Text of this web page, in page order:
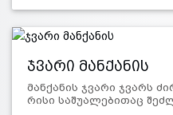
ჯვარი მანქანის
მანქანის ჯვარი ჯვარს
რისი საშუალებითაც